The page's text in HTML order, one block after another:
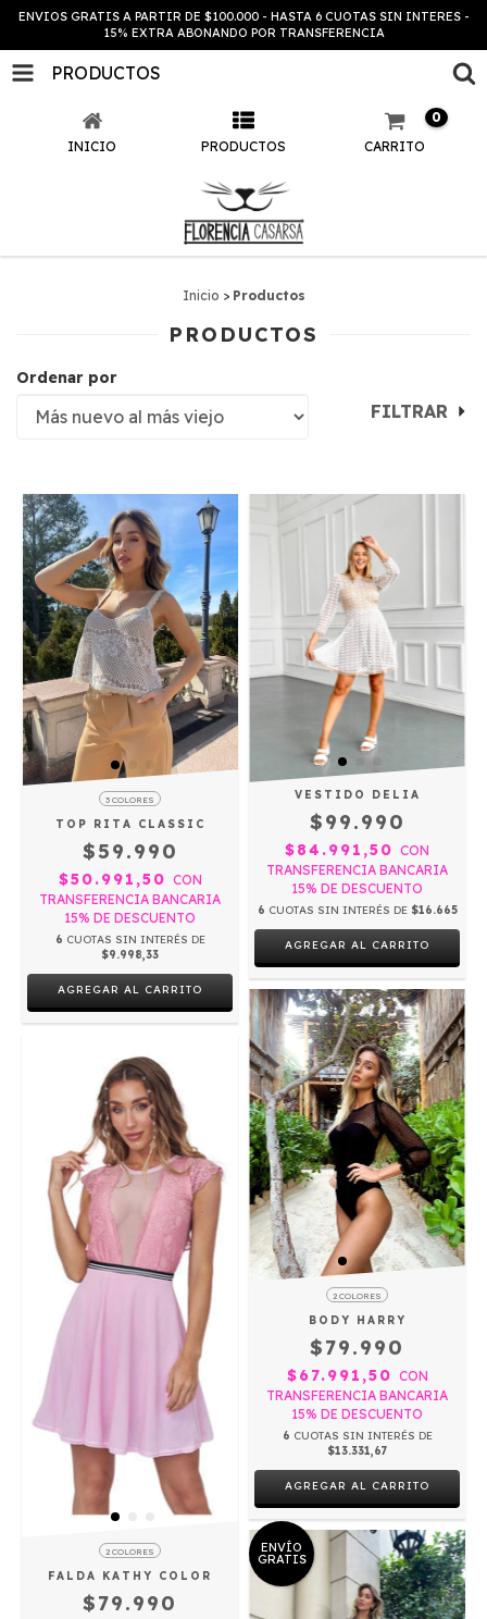
ENVIOS GRATIS A PARTIR DE $100.000 - HASTA 6 CUOTAS SIN INTERES -
15% EXTRA ABONANDO POR TRANSFERENCIA
PRODUCTOS
INICIO PRODUCTOS CARRITO
0
Inicio > Productos
PRODUCTOS
Ordenar por
FILTRAR
3 COLORES
TOP RITA CLASSIC
$59.990
$50.991,50 CON
TRANSFERENCIA BANCARIA
15% DE DESCUENTO
6 CUOTAS SIN INTERÉS DE
$9.998,33
AGREGAR AL CARRITO
VESTIDO DELIA
$99.990
$84.991,50 CON
TRANSFERENCIA BANCARIA
15% DE DESCUENTO
6 CUOTAS SIN INTERÉS DE $16.665
AGREGAR AL CARRITO
2 COLORES
FALDA KATHY COLOR
$79.990
2 COLORES
BODY HARRY
$79.990
$67.991,50 CON
TRANSFERENCIA BANCARIA
15% DE DESCUENTO
6 CUOTAS SIN INTERÉS DE
$13.331,67
AGREGAR AL CARRITO
ENVÍO
GRATIS